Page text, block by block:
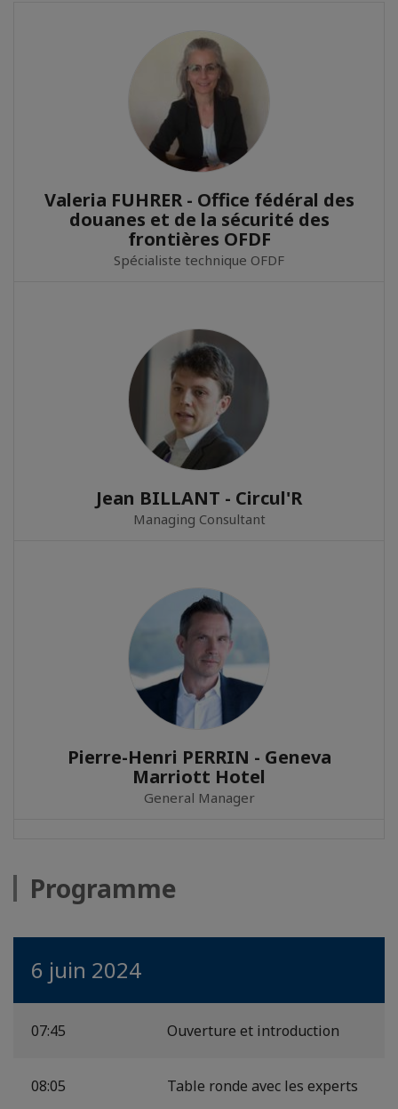
Valeria FUHRER - Office fédéral des
douanes et de la sécurité des
frontières OFDF
Spécialiste technique OFDF
Jean BILLANT - Circul'R
Managing Consultant
Pierre-Henri PERRIN - Geneva
Marriott Hotel
General Manager
Programme
6 juin 2024
07:45 Ouverture et introduction
08:05 Table ronde avec les experts